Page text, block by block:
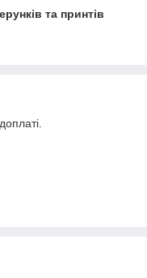
та принтів